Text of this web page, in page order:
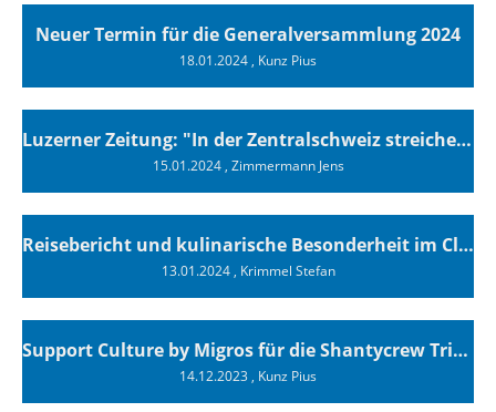
Neuer Termin für die Generalversammlung 2024
18.01.2024, Kunz Pius
Luzerner Zeitung: "In der Zentralschweiz streichen immer mehr Bootsbesitzer ihre Segel"
15.01.2024, Zimmermann Jens
Reisebericht und kulinarische Besonderheit im Clubhaus
13.01.2024, Krimmel Stefan
Support Culture by Migros für die Shantycrew Tribschenhorn Luzern
14.12.2023, Kunz Pius